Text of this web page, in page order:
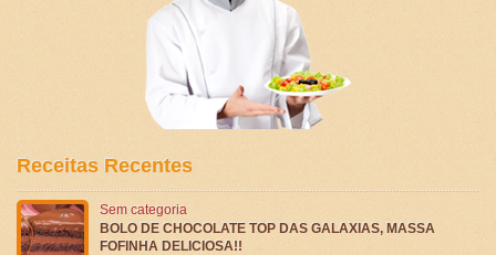
Receitas Recentes
Sem categoria
BOLO DE CHOCOLATE TOP DAS GALAXIAS, MASSA
FOFINHA DELICIOSA!!